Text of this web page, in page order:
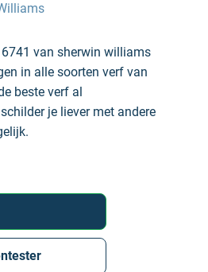
6741 van sherwin williams
in alle soorten verf van
beste verf al
je liever met andere